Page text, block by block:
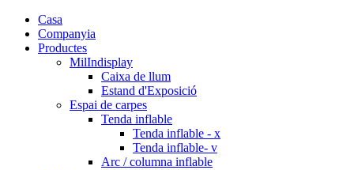
Casa
Companyia
Productes
MilIndisplay
Caixa de llum
Estand d'Exposició
Espai de carpes
Tenda inflable
Tenda inflable - x
Tenda inflable- v
Arc / columna inflable